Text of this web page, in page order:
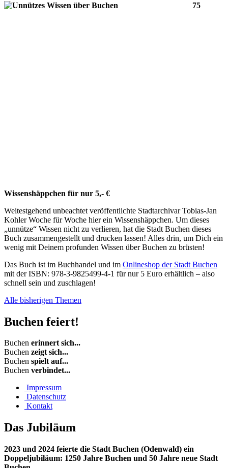
75
Wissenshäppchen für nur 5,- €
Weitestgehend unbeachtet veröffentlichte Stadtarchivar Tobias-Jan
Kohler Woche für Woche hier ein Wissenshäppchen. Um dieses
„unnütze“ Wissen nicht zu verlieren, hat die Stadt Buchen dieses
Buch zusammengestellt und drucken lassen! Alles drin, um Dich ein
wenig mit Deinem profunden Wissen über Buchen zu brüsten!
Das Buch ist im Buchhandel und im Onlineshop der Stadt Buchen
mit der ISBN: 978-3-9825499-4-1 für nur 5 Euro erhältlich – also
schnell sein und zuschlagen!
Alle bisherigen Themen
Buchen feiert!
Buchen erinnert sich...
Buchen zeigt sich...
Buchen spielt auf...
Buchen verbindet...
Impressum
Datenschutz
Kontakt
Das Jubiläum
2023 und 2024 feierte die Stadt Buchen (Odenwald) ein
Doppeljubiläum: 1250 Jahre Buchen und 50 Jahre neue Stadt